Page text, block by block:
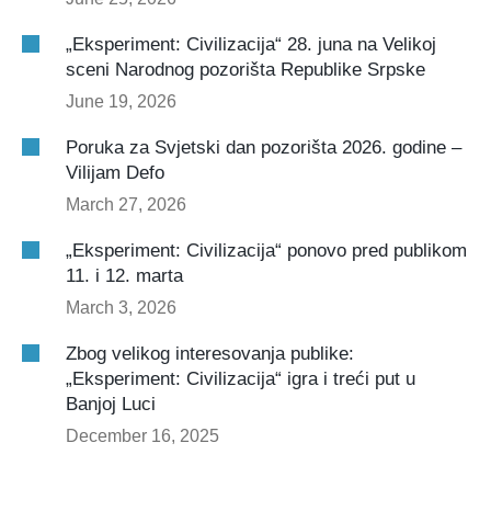
„Eksperiment: Civilizacija“ 28. juna na Velikoj
sceni Narodnog pozorišta Republike Srpske
June 19, 2026
Poruka za Svjetski dan pozorišta 2026. godine –
Vilijam Defo
March 27, 2026
„Eksperiment: Civilizacija“ ponovo pred publikom
11. i 12. marta
March 3, 2026
Zbog velikog interesovanja publike:
„Eksperiment: Civilizacija“ igra i treći put u
Banjoj Luci
December 16, 2025